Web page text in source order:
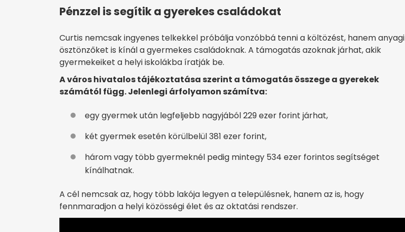
Pénzzel is segítik a gyerekes családokat
Curtis nemcsak ingyenes telkekkel próbálja vonzóbbá tenni a költözést, hanem anyagi
ösztönzőket is kínál a gyermekes családoknak. A támogatás azoknak járhat, akik
gyermekeiket a helyi iskolákba íratják be.
A város hivatalos tájékoztatása szerint a támogatás összege a gyerekek
számától függ. Jelenlegi árfolyamon számítva:
egy gyermek után legfeljebb nagyjából 229 ezer forint járhat,
két gyermek esetén körülbelül 381 ezer forint,
három vagy több gyermeknél pedig mintegy 534 ezer forintos segítséget
kínálhatnak.
A cél nemcsak az, hogy több lakója legyen a településnek, hanem az is, hogy
fennmaradjon a helyi közösségi élet és az oktatási rendszer.